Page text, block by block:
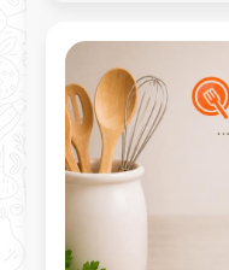
аппетита и
ощущений!